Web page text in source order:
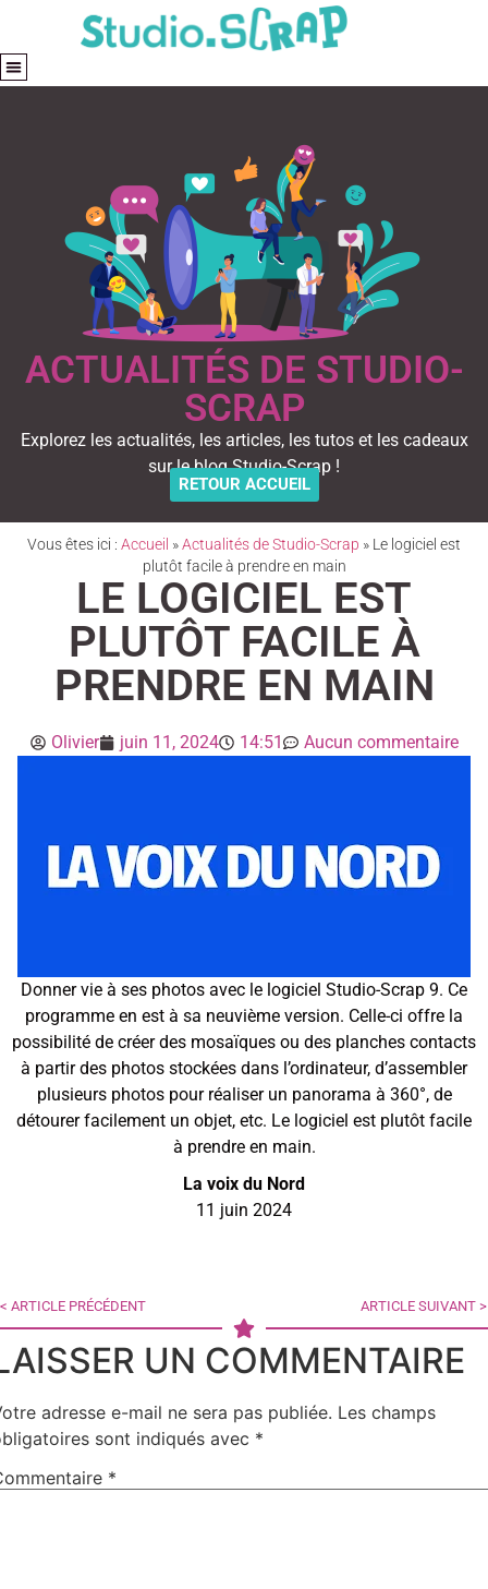
ACTUALITÉS DE STUDIO-
SCRAP
Explorez les actualités, les articles, les tutos et les cadeaux
sur le blog Studio-Scrap !
RETOUR ACCUEIL
Vous êtes ici : Accueil »Actualités de Studio-Scrap » Le logiciel est
plutôt facile à prendre en main
LE LOGICIEL EST
PLUTÔT FACILE À
PRENDRE EN MAIN
Olivier juin 11, 2024 14:51 Aucun commentaire
Donner vie à ses photos avec le logiciel Studio-Scrap 9. Ce
programme en est à sa neuvième version. Celle-ci offre la
possibilité de créer des mosaïques ou des planches contacts
à partir des photos stockées dans l’ordinateur, d’assembler
plusieurs photos pour réaliser un panorama à 360°, de
détourer facilement un objet, etc. Le logiciel est plutôt facile
à prendre en main.
La voix du Nord
11 juin 2024
< ARTICLE PRÉCÉDENT ARTICLE SUIVANT >
UN COMMENTAIRE
adresse e-mail ne sera pas publiée. Les champs
sont indiqués avec *
*